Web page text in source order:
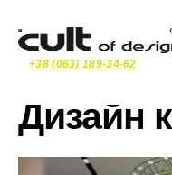
+38 (063) 189-34-62
Дизайн